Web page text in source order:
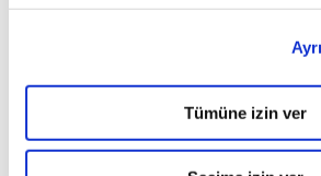
Tümüne izin ver
İlginizi çekebilecek haberler